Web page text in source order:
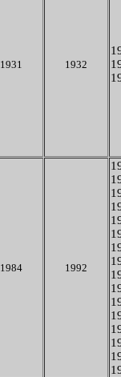
1931 1932
1984 1992